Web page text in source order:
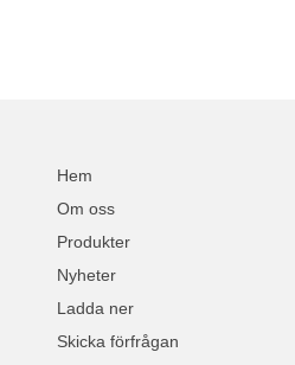
Hem
Om oss
Produkter
Nyheter
Ladda ner
Skicka förfrågan